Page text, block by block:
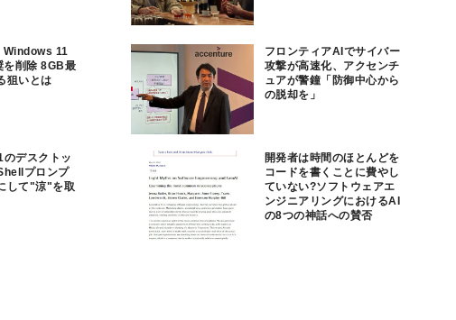
11
を削除 8GB最
狙いとは
フロンティアAIでサイバー
攻撃が高速化、アクセンチ
ュアが警鐘「防御中心から
の脱却を」
デスクトッ
プロンプ
して"涼"を取
開発者は時間のほとんどを
コードを書くことに費やし
ていない?ソフトウェアエ
ンジニアリングにおけるAI
の8つの神話への賛否